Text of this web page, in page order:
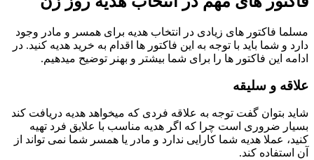
مسلما فاکتور های زیادی در انتخاب هدیه برای همسر و مادر وجود
دارد و شما باید با توجه به این فاکتور ها اقدام به خرید هدیه کنید. در
ادامه این فاکتور ها را برای شما بیشتر و بهنر توضیح میدهیم.
علاقه و سلیقه
شاید بتوان گفت توجه به علاقه فردی که میخواهد هدیه دریافت کند
بسیار ضروری است چرا که اگر هدیه مناسب با علایق فرد تهیه
کنید، عملا هدیه شما کارایی ندارد و مادر یا همسر شما نمی تواند از
آن استفاده کند.